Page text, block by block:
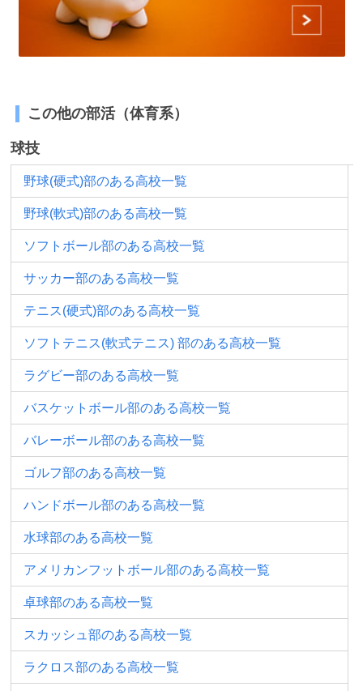
この他の部活（体育系）
球技
野球(硬式)部のある高校一覧
野球(軟式)部のある高校一覧
ソフトボール部のある高校一覧
サッカー部のある高校一覧
テニス(硬式)部のある高校一覧
ソフトテニス(軟式テニス) 部のある高校一覧
ラグビー部のある高校一覧
バスケットボール部のある高校一覧
バレーボール部のある高校一覧
ゴルフ部のある高校一覧
ハンドボール部のある高校一覧
水球部のある高校一覧
アメリカンフットボール部のある高校一覧
卓球部のある高校一覧
スカッシュ部のある高校一覧
ラクロス部のある高校一覧